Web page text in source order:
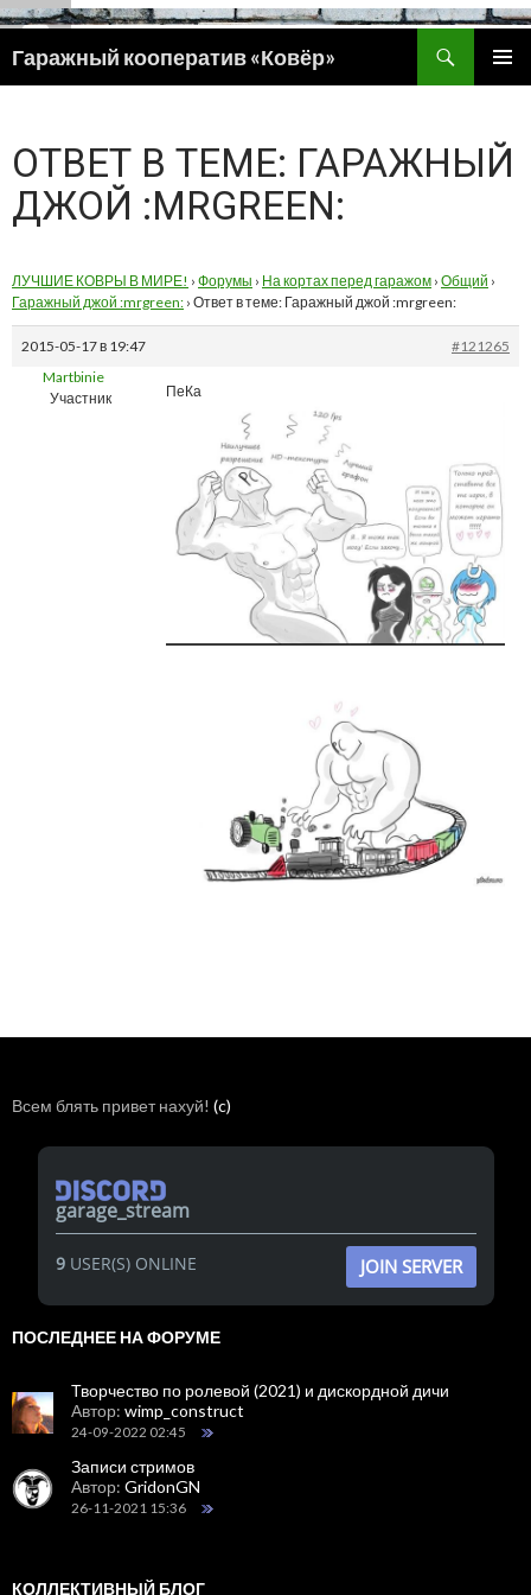
Гаражный кооператив «Ковёр»
ПЕРЕЙТИ
ОТВЕТ В ТЕМЕ: ГАРАЖНЫЙ
ДЖОЙ :MRGREEN:
ЛУЧШИЕ КОВРЫ В МИРЕ! › Форумы › На кортах перед гаражом › Общий ›
Гаражный джой :mrgreen: › Ответ в теме: Гаражный джой :mrgreen:
2015-05-17 в 19:47
#121265
Martbinie
Участник
ПеКа
Всем блять привет нахуй! (c)
garage_stream
9USER(S) ONLINE JOIN SERVER
ПОСЛЕДНЕЕ НА ФОРУМЕ
Творчество по ролевой (2021) и дискордной дичи
Автор: wimp_construct
24-09-2022 02:45
Записи стримов
Автор: GridonGN
26-11-2021 15:36
КОЛЛЕКТИВНЫЙ БЛОГ